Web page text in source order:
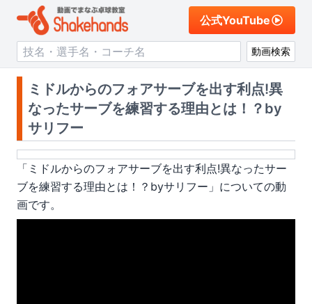
公式YouTube
動画検索
ミドルからのフォアサーブを出す利点!異
なったサーブを練習する理由とは！？by
サリフー
「 ミドルからのフォアサーブを出す利点!異なったサー
ブを練習する理由とは！？byサリフー 」についての動
画です。